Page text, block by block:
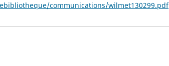
communications/wilmet130299.pdf